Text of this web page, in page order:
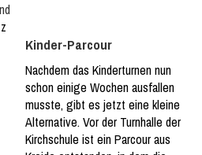
Kinder-Parcour
Nachdem das Kinderturnen nun
schon einige Wochen ausfallen
musste, gibt es jetzt eine kleine
Alternative. Vor der Turnhalle der
Kirchschule ist ein Parcour aus